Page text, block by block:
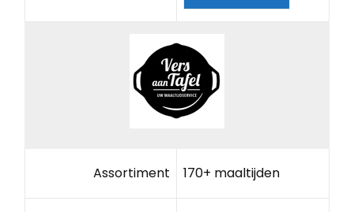
Assortiment 170+ maaltijden